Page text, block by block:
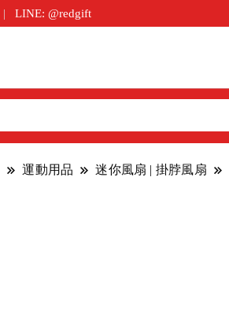
LINE: @redgift
運動用品 迷你風扇 | 掛脖風扇